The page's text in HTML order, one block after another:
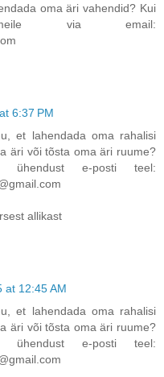
oma äri vahendid? Kui
via email:
6:37 PM
et lahendada oma rahalisi
äri või tõsta oma äri ruume?
e-posti teel:
allikast
at 12:45 AM
et lahendada oma rahalisi
äri või tõsta oma äri ruume?
e-posti teel: